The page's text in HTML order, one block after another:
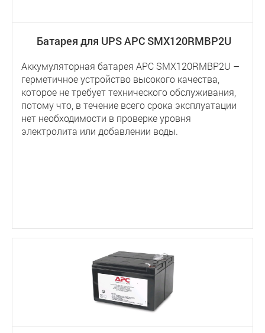
Батарея для UPS APC SMX120RMBP2U
Аккумуляторная батарея APC SMX120RMBP2U –
герметичное устройство высокого качества,
которое не требует технического обслуживания,
потому что, в течение всего срока эксплуатации
нет необходимости в проверке уровня
электролита или добавлении воды.